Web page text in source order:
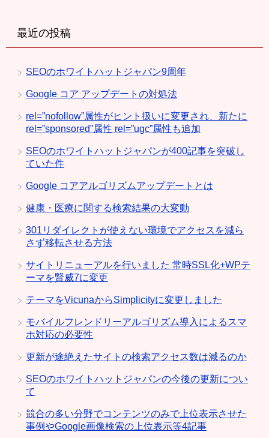
最近の投稿
SEOのホワイトハットジャパン9周年
Google コア アップデートの対処法
rel=”nofollow”属性がヒント扱いに変更され、新たに
rel=”sponsored”属性 rel=”ugc”属性も追加
SEOのホワイトハットジャパンが400記事を突破し
ていた件
Google コアアルゴリズムアップデートとは
健康・医療に関する検索結果の大変動
301リダイレクトが使えない環境でアクセスを減ら
さず移転させる方法
サイトリニューアルを行いました 常時SSL化+WPテ
ーマを賢威7に変更
テーマをVicunaからSimplicityに変更しました
モバイルフレンドリーアルゴリズム導入によるスマ
ホ対応の必要性
更新が途絶えたサイトの検索アクセス数は減るのか
SEOのホワイトハットジャパンの今後の更新につい
て
競合の多い分野でコンテンツのみで上位表示させた
事例やGoogle画像検索の上位表示等4記事